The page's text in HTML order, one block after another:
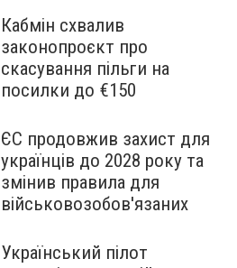
Кабмін схвалив
законопроєкт про
скасування пільги на
посилки до €150
ЄС продовжив захист для
українців до 2028 року та
змінив правила для
військовозобов'язаних
Український пілот